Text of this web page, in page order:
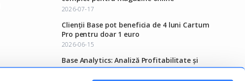
2026-07-17
Clienții Base pot beneficia de 4 luni Cartum
Pro pentru doar 1 euro
2026-06-15
Base Analytics: Analiză Profitabilitate și
Rapoarte E-commerce